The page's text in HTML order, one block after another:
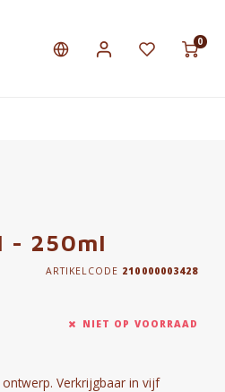
0
- 250ml
ARTIKELCODE 210000003428
NIET OP VOORRAAD
Verkrijgbaar in vijf